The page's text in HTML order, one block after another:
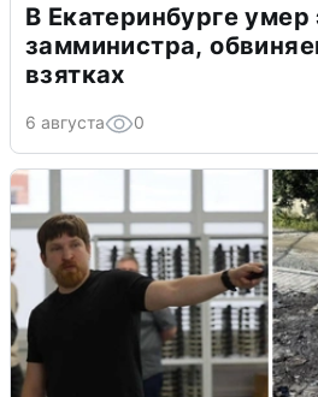
В Екатеринбурге умер
замминистра,
взятках
6 августа 0